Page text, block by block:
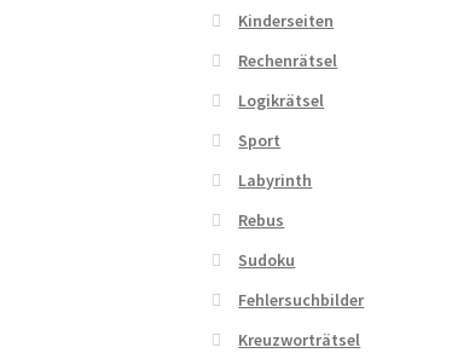
Kinderseiten
Rechenrätsel
Logikrätsel
Sport
Labyrinth
Rebus
Sudoku
Fehlersuchbilder
Kreuzworträtsel